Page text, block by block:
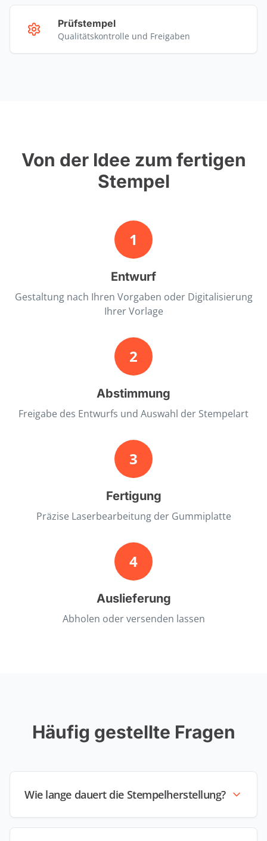
Prüfstempel
Qualitätskontrolle und Freigaben
Von der Idee zum fertigen
Stempel
1
Entwurf
Gestaltung nach Ihren Vorgaben oder Digitalisierung
Ihrer Vorlage
2
Abstimmung
Freigabe des Entwurfs und Auswahl der Stempelart
3
Fertigung
Präzise Laserbearbeitung der Gummiplatte
4
Auslieferung
Abholen oder versenden lassen
Häufig gestellte Fragen
Wie lange dauert die Stempelherstellung?